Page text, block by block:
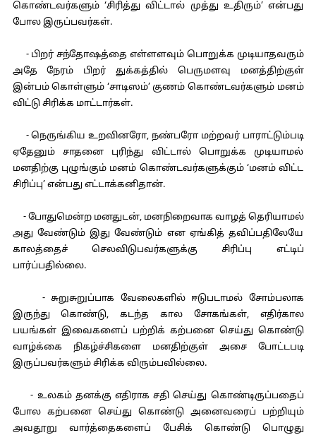
கொண்டவர்களும் ‘சிரித்து விட்டால் முத்து உதிரும்’ என்பது
போல இருப்பவர்கள்.
- பிறர் சந்தோஷத்தை எள்ளளவும் பொறுக்க முடியாதவரும்
அதே நேரம் பிறர் துக்கத்தில் பெருமளவு மனத்திற்குள்
இன்பம் கொள்ளும் ‘சாடிஸம்’ குணம் கொண்டவர்களும் மனம்
விட்டு சிரிக்க மாட்டார்கள்.
- நெருங்கிய உறவினரோ, நண்பரோ மற்றவர் பாராட்டும்படி
ஏதேனும் சாதனை புரிந்து விட்டால் பொறுக்க முடியாமல்
மனதிற்கு புழுங்கும் மனம் கொண்டவர்களுக்கும் ‘மனம் விட்ட
சிரிப்பு’ என்பது எட்டாக்கனிதான்.
- போதுமென்ற மனதுடன், மனநிறைவாக வாழத் தெரியாமல்
அது வேண்டும் இது வேண்டும் என ஏங்கித் தவிப்பதிலேயே
காலத்தைச் செலவிடுபவர்களுக்கு சிரிப்பு எட்டிப்
பார்ப்பதில்லை.
- சுறுசுறுப்பாக வேலைகளில் ஈடுபடாமல் சோம்பலாக
இருந்து கொண்டு, கடந்த கால சோகங்கள், எதிர்கால
பயங்கள் இவைகளைப் பற்றிக் கற்பனை செய்து கொண்டு
வாழ்க்கை நிகழ்ச்சிகளை மனதிற்குள் அசை போட்டபடி
இருப்பவர்களும் சிரிக்க விரும்பவில்லை.
- உலகம் தனக்கு எதிராக சதி செய்து கொண்டிருப்பதைப்
போல கற்பனை செய்து கொண்டு அனைவரைப் பற்றியும்
அவதூறு வார்த்தைகளைப் பேசிக் கொண்டு பொழுது